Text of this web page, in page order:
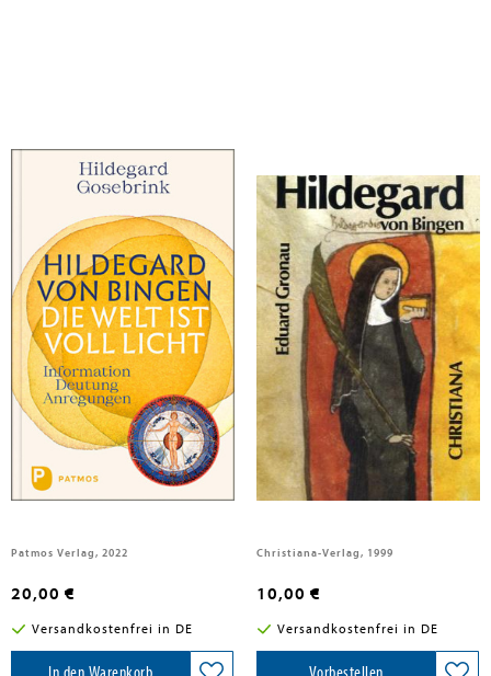
Gosebrink, Hildegard
Hildegard von Bingen: Die Welt
ist voll Licht
Patmos Verlag, 2022
20,00 €
Versandkostenfrei in DE
Gronau, Eduard
Hildegard von Bingen
Christiana-Verlag, 1999
10,00 €
Versandkostenfrei in DE